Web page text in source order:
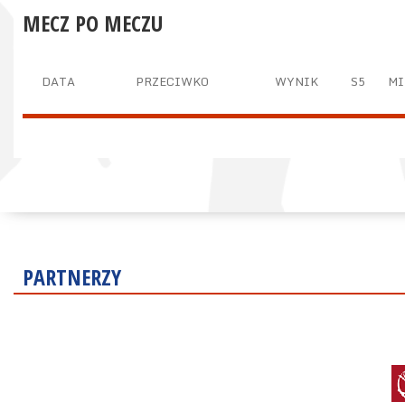
MECZ PO MECZU
DATA PRZECIWKO WYNIK S5
PARTNERZY